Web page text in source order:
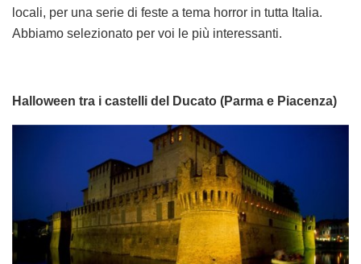
locali, per una serie di feste a tema horror in tutta Italia.
Abbiamo selezionato per voi le più interessanti.
Halloween tra i castelli del Ducato (Parma e Piacenza)